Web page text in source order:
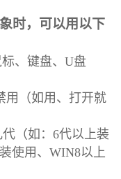
时，可以用以下
、键盘、U盘
用（如用、打开就
（如：6代以上装
使用、WIN8以上